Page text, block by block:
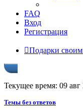
FAQ
Вход
Регистрация
Подарки
Текущее время: 09 авг
Темы без ответов